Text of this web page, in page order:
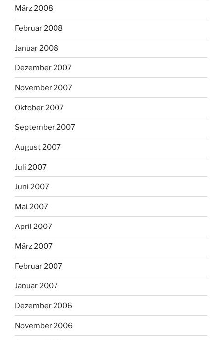
März 2008
Februar 2008
Januar 2008
Dezember 2007
November 2007
Oktober 2007
September 2007
August 2007
Juli 2007
Juni 2007
Mai 2007
April 2007
März 2007
Februar 2007
Januar 2007
Dezember 2006
November 2006